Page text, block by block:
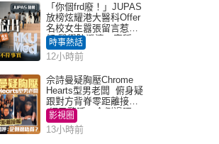
「你個frd廢！」JUPAS
放榜炫耀港大醫科Offer
名校女生囂張留言惹眾
怒 醫學院澄清：宣稱
「40.5分獲錄取」不符事
實｜Juicy叮
時事熱話
12小時前
佘詩曼疑胸壓Chrome
Hearts型男老闆 俯身疑
跟對方背脊零距離接觸
網民驚呼：企側邊唔
得？
影視圈
13小時前